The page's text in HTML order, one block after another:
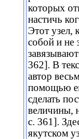
которых
настичь
Этот узел,
собой и не
362]. В
автор
помощью
сделать
величины,
c. 361].
якутском